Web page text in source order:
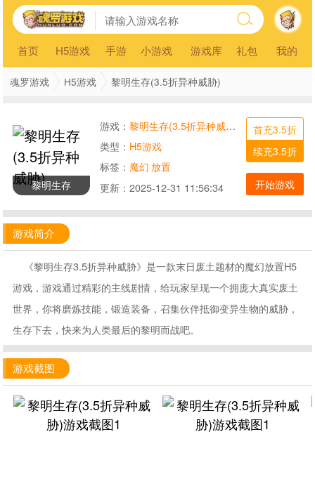
首页 H5游戏 手游 小游戏 游戏库 礼包 我的
魂罗游戏 H5游戏 黎明生存(3.5折异种威胁)
黎明生存
游戏： 黎明生存(3.5折异种威胁)
类型： H5游戏
标签： 魔幻放置
更新： 2025-12-31 11:56:34
首充3.5折
续充3.5折
开始游戏
游戏简介
《黎明生存3.5折异种威胁》是一款末日废土题材的魔幻放置H5
游戏，游戏通过精彩的主线剧情，给玩家呈现一个拥庞大真实废土
世界，你将磨炼技能，锻造装备，召集伙伴抵御变异生物的威胁，
生存下去，快来为人类最后的黎明而战吧。
游戏截图